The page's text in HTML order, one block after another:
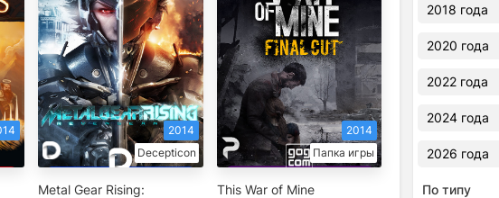
Decepticon
2014
Metal Gear Rising:
Папка игры
2014
This War of Mine
2018 года
2020 года
2022 года
2024 года
2026 года
По типу